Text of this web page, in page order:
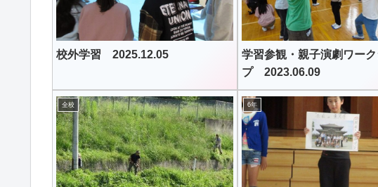
校外学習 2025.12.05
学習参観・親子演劇ワーク
プ 2023.06.09
全校 6年